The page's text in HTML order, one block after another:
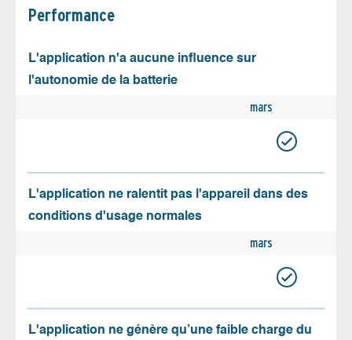
Performance
L'application n'a aucune influence sur
l'autonomie de la batterie
mars
L'application ne ralentit pas l'appareil dans des
conditions d'usage normales
mars
L'application ne génère qu’une faible charge du